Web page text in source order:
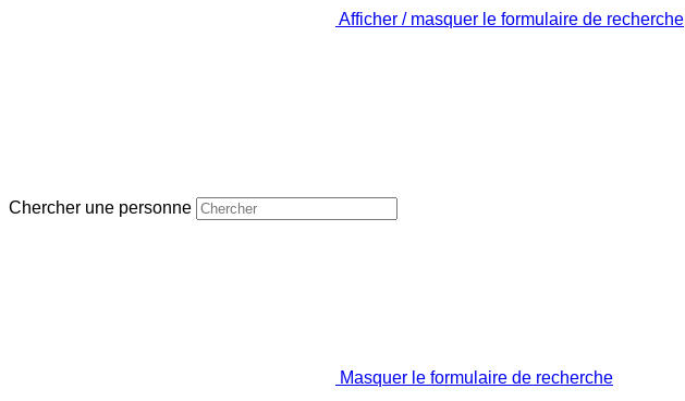
Afficher / masquer le formulaire de recherche
Chercher une personne
Masquer le formulaire de recherche